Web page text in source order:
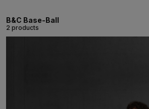
B&C Base-Ball
2 products